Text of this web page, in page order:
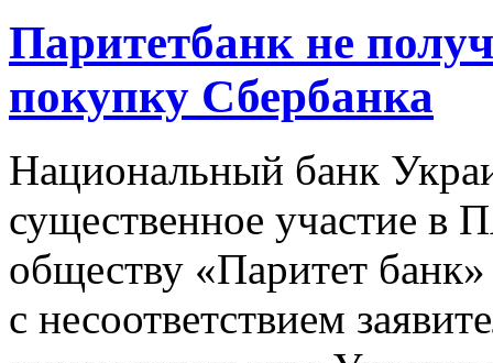
Паритетбанк не
покупку Сбербанка
Национальный банк
существенное участие в
обществу «Паритет
с несоответствием